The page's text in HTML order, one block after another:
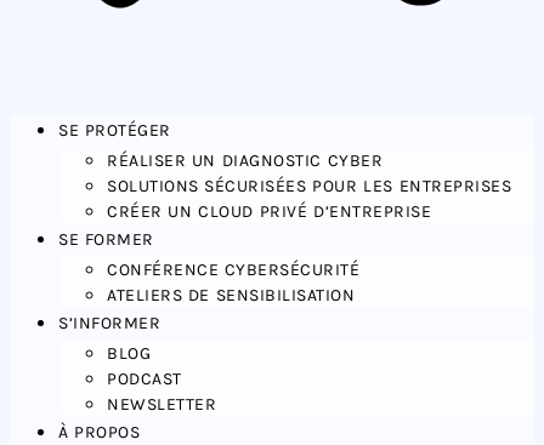
SE PROTÉGER
RÉALISER UN DIAGNOSTIC CYBER
SOLUTIONS SÉCURISÉES POUR LES ENTREPRISES
CRÉER UN CLOUD PRIVÉ D’ENTREPRISE
SE FORMER
CONFÉRENCE CYBERSÉCURITÉ
ATELIERS DE SENSIBILISATION
S’INFORMER
BLOG
PODCAST
NEWSLETTER
À PROPOS